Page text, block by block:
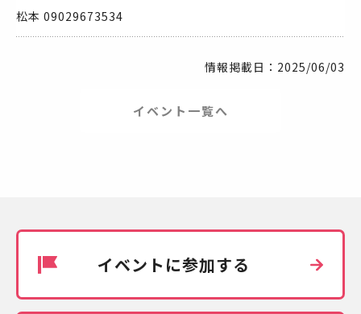
松本 09029673534
情報掲載日：2025/06/03
イベント一覧へ
イベントに参加する